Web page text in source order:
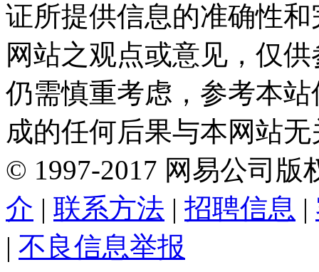
证所提供信息的准确性
网站之观点或意见，仅
仍需慎重考虑，参考本
成的任何后果与本网站
© 1997-2017 网易公司版
介 | 联系方法 | 招聘信息 |
| 不良信息举报